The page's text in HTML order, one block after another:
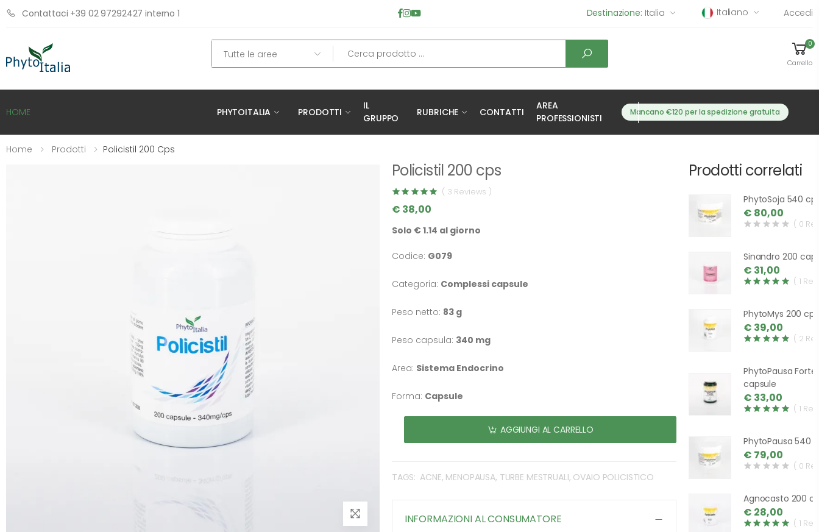
Contattaci +39 02 97292427 interno 1 Destinazione: Italia Italiano Accedi
0
Carrello
HOME PHYTOITALIA PRODOTTI
IL
GRUPPO
RUBRICHE CONTATTI
AREA
PROFESSIONISTI
Mancano €120 per la spedizione gratuita
Home Prodotti Policistil 200 Cps
Policistil 200 cps
( 3 Reviews )
€ 38,00
Solo € 1.14 al giorno
Codice: G079
Categoria: Complessi capsule
Peso netto: 83 g
Peso capsula: 340 mg
Area: Sistema Endocrino
Forma: Capsule
AGGIUNGI AL CARRELLO
TAGS: ACNE, MENOPAUSA, TURBE MESTRUALI, OVAIO POLICISTICO
INFORMAZIONI AL CONSUMATORE
Prodotti correlati
PhytoSoja 540
€ 80,00
( 0
Sinandro 200
€ 31,00
( 1
PhytoMys 200 cps
€ 39,00
( 2
PhytoPausa Forte
capsule
€ 33,00
( 1
PhytoPausa 540
€ 79,00
( 0
Agnocasto 200
€ 28,00
( 1